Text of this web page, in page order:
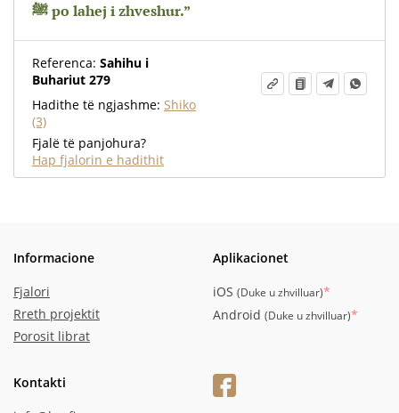
ﷺ po lahej i zhveshur.”
Referenca: Sahihu i
Buhariut 279
Hadithe të ngjashme: Shiko
(3)
Fjalë të panjohura?
Hap fjalorin e hadithit
Informacione
Fjalori
Rreth projektit
Porosit librat
Aplikacionet
iOS (Duke u zhvilluar)*
Android (Duke u zhvilluar)*
Kontakti